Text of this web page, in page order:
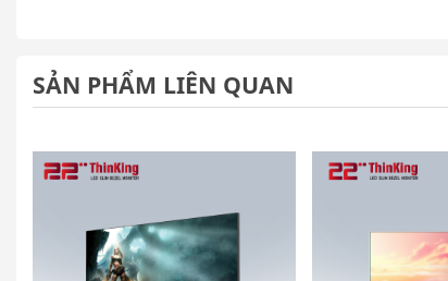
SẢN PHẨM LIÊN QUAN